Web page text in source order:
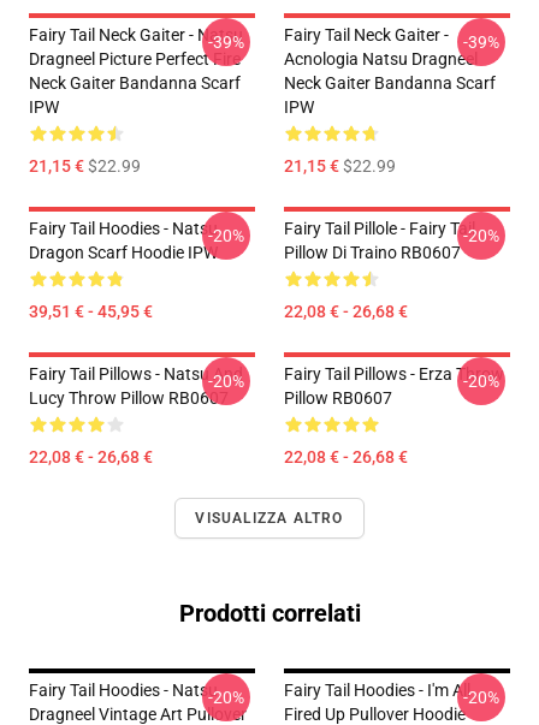
Fairy Tail Neck Gaiter - Natsu
Dragneel Picture Perfect Fire
Neck Gaiter Bandanna Scarf
IPW
21,15 €$22.99
-39%
Fairy Tail Neck Gaiter -
Acnologia Natsu Dragneel
Neck Gaiter Bandanna Scarf
IPW
21,15 €$22.99
-39%
Fairy Tail Hoodies - Natsu
Dragon Scarf Hoodie IPW
39,51 € - 45,95 €
-20%
Fairy Tail Pillole - Fairy Tail
Pillow Di Traino RB0607
22,08 € - 26,68 €
-20%
Fairy Tail Pillows - Natsu And
Lucy Throw Pillow RB0607
22,08 € - 26,68 €
-20%
Fairy Tail Pillows - Erza Throw
Pillow RB0607
22,08 € - 26,68 €
-20%
VISUALIZZA ALTRO
Prodotti correlati
Fairy Tail Hoodies - Natsu
Dragneel Vintage Art Pullover
-20%
Fairy Tail Hoodies - I'm All
Fired Up Pullover Hoodie
-20%